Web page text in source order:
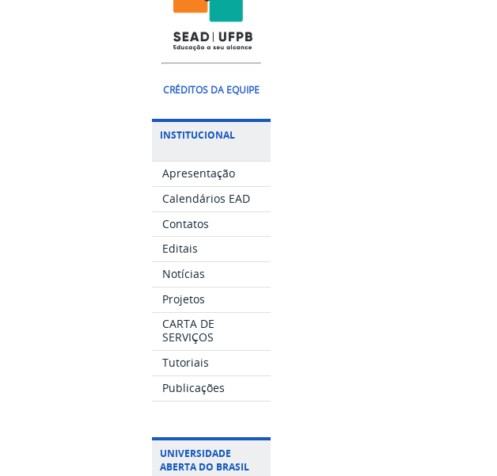
CRÉDITOS DA EQUIPE
INSTITUCIONAL
Apresentação
Calendários EAD
Contatos
Editais
Notícias
Projetos
CARTA DE
SERVIÇOS
Tutoriais
Publicações
UNIVERSIDADE
ABERTA DO BRASIL